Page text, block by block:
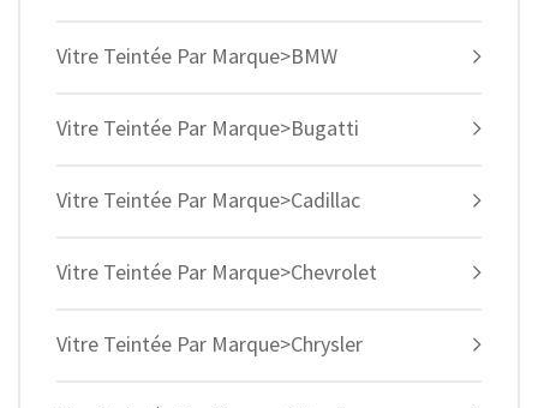
Vitre Teintée Par Marque>BMW
Vitre Teintée Par Marque>Bugatti
Vitre Teintée Par Marque>Cadillac
Vitre Teintée Par Marque>Chevrolet
Vitre Teintée Par Marque>Chrysler